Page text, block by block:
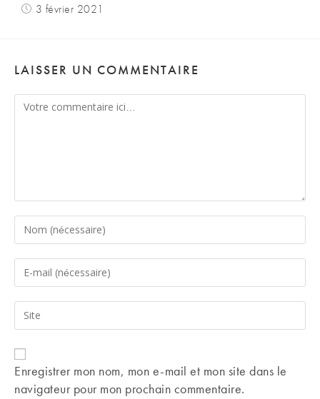
3 février 2021
LAISSER UN COMMENTAIRE
Comment
Enter
your
name
comment
Enter
your
email
address
comment
Saisir
l’URL
de
votre
Enregistrer mon nom, mon e-mail et mon site dans le
navigateur pour mon prochain commentaire.